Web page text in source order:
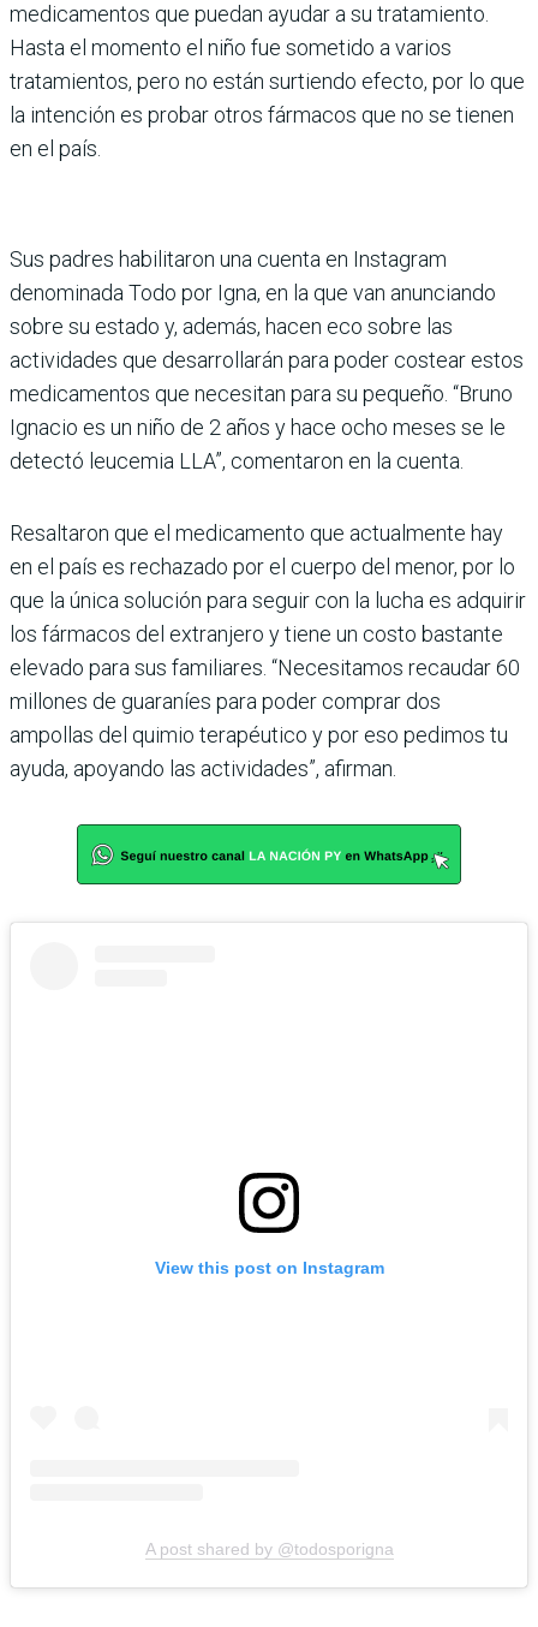
medicamentos que puedan ayudar a su tratamiento.
Hasta el momento el niño fue sometido a varios
tratamientos, pero no están surtiendo efecto, por lo que
la intención es probar otros fármacos que no se tienen
en el país.
Sus padres habilitaron una cuenta en Instagram
denominada Todo por Igna, en la que van anunciando
sobre su estado y, además, hacen eco sobre las
actividades que desarrollarán para poder costear estos
medicamentos que necesitan para su pequeño. “Bruno
Ignacio es un niño de 2 años y hace ocho meses se le
detectó leucemia LLA”, comentaron en la cuenta.
Resaltaron que el medicamento que actualmente hay
en el país es rechazado por el cuerpo del menor, por lo
que la única solución para seguir con la lucha es adquirir
los fármacos del extranjero y tiene un costo bastante
elevado para sus familiares. “Necesitamos recaudar 60
millones de guaraníes para poder comprar dos
ampollas del quimio terapéutico y por eso pedimos tu
ayuda, apoyando las actividades”, afirman.
View this post on Instagram
A post shared by @todosporigna